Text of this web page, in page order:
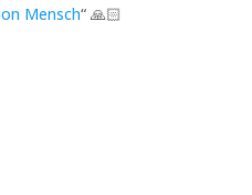
Mensch“ 🙏🏻